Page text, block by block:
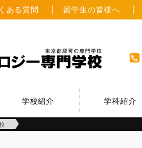
ある質問 留学生の皆様へ
学校紹介 学科紹介